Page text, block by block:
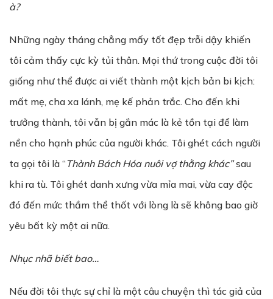
à?
Những ngày tháng chẳng mấy tốt đẹp trỗi dậy khiến
tôi cảm thấy cực kỳ tủi thân. Mọi thứ trong cuộc đời tôi
giống như thể được ai viết thành một kịch bản bi kịch:
mất mẹ, cha xa lánh, mẹ kế phản trắc. Cho đến khi
trưởng thành, tôi vẫn bị gắn mác là kẻ tồn tại để làm
nền cho hạnh phúc của người khác. Tôi ghét cách người
ta gọi tôi là “Thành Bách Hóa nuôi vợ thằng khác”sau
khi ra tù. Tôi ghét danh xưng vừa mỉa mai, vừa cay độc
đó đến mức thầm thề thốt với lòng là sẽ không bao giờ
yêu bất kỳ một ai nữa.
Nhục nhã biết bao…
Nếu đời tôi thực sự chỉ là một câu chuyện thì tác giả của